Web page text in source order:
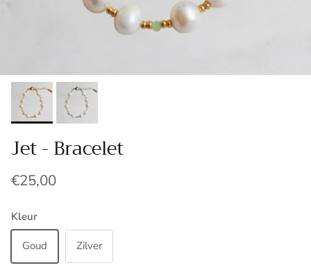
Jet - Bracelet
€25,00
Kleur
Goud Zilver